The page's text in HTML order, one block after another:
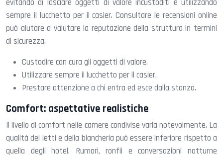
evitando di lasciare oggetti di valore incustoditi e utilizzando
sempre il lucchetto per il casier. Consultare le recensioni online
può aiutare a valutare la reputazione della struttura in termini
di sicurezza.
Custodire con cura gli oggetti di valore.
Utilizzare sempre il lucchetto per il casier.
Prestare attenzione a chi entra ed esce dalla stanza.
Comfort: aspettative realistiche
Il livello di comfort nelle camere condivise varia notevolmente. La
qualità dei letti e della biancheria può essere inferiore rispetto a
quella degli hotel. Rumori, ronfii e conversazioni notturne